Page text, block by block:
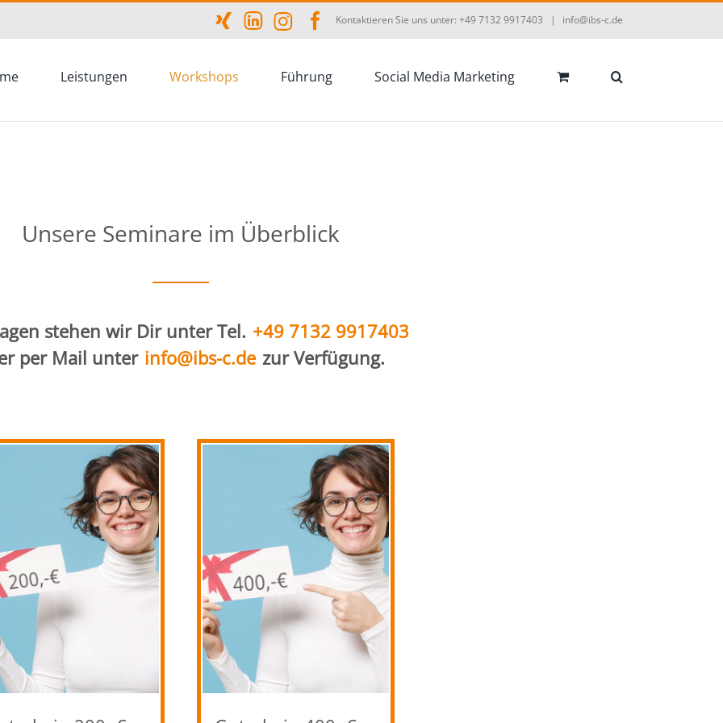
Kontaktieren Sie uns unter: +49 7132 9917403 | info@ibs-c.de
Leistungen Workshops Führung Social Media Marketing
Unsere Seminare im Überblick
stehen wir Dir unter Tel. +49 7132 9917403
per Mail unter info@ibs-c.de zur Verfügung.